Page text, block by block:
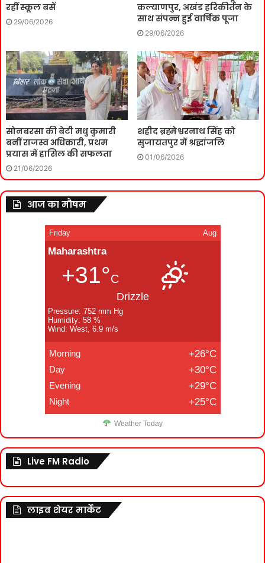
रहीं स्कूल बसें
29/06/2026
कल्याणपुर, अखंड हरिकीर्तन के
साथ संपन्न हुई वार्षिक पूजा
29/06/2026
सोनबरसा की बेटी मधु कुमारी
बनीं राजस्व अधिकारी, प्रथम
प्रयास में हासिल की सफलता
21/06/2026
शहीद ब्रह्मेश्वरनाथ सिंह को
सुजायतपुर में श्रद्धांजलि
01/06/2026
आज का मौषम
Friday Aug
Maharashtra
+31°C
Drizzle
Pressure: 752 mm Hg
Humidity: 58 %
Wind: West, 6.9 m/s
Morning +26°C
Day +30°C
Evening +29°C
Night +25°C
Weather Today
Live FM Radio
लाइव शेयर मार्केट